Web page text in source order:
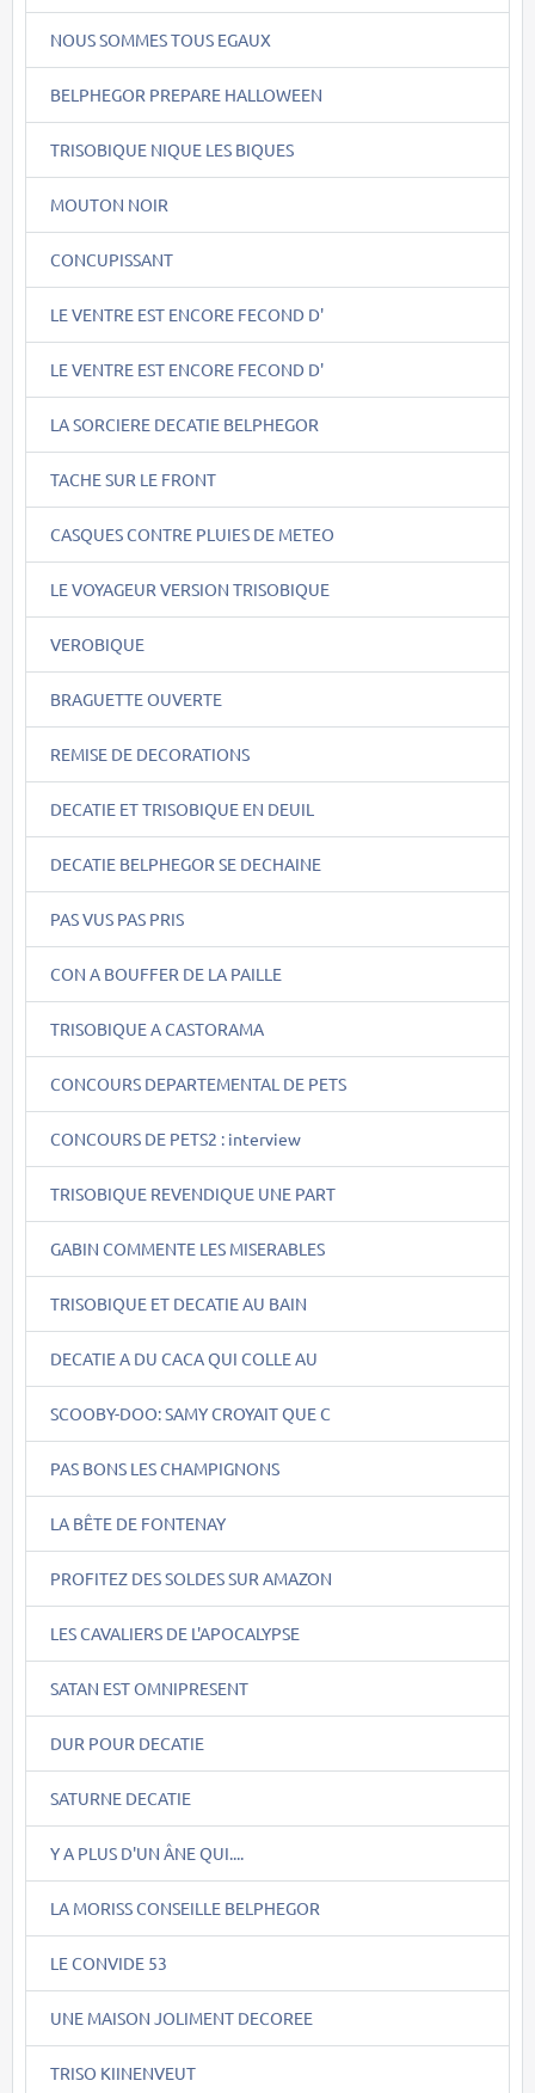
NOUS SOMMES TOUS EGAUX
BELPHEGOR PREPARE HALLOWEEN
TRISOBIQUE NIQUE LES BIQUES
MOUTON NOIR
CONCUPISSANT
LE VENTRE EST ENCORE FECOND D'
LE VENTRE EST ENCORE FECOND D'
LA SORCIERE DECATIE BELPHEGOR
TACHE SUR LE FRONT
CASQUES CONTRE PLUIES DE METEO
LE VOYAGEUR VERSION TRISOBIQUE
VEROBIQUE
BRAGUETTE OUVERTE
REMISE DE DECORATIONS
DECATIE ET TRISOBIQUE EN DEUIL
DECATIE BELPHEGOR SE DECHAINE
PAS VUS PAS PRIS
CON A BOUFFER DE LA PAILLE
TRISOBIQUE A CASTORAMA
CONCOURS DEPARTEMENTAL DE PETS
CONCOURS DE PETS2 : interview
TRISOBIQUE REVENDIQUE UNE PART
GABIN COMMENTE LES MISERABLES
TRISOBIQUE ET DECATIE AU BAIN
DECATIE A DU CACA QUI COLLE AU
SCOOBY-DOO: SAMY CROYAIT QUE C
PAS BONS LES CHAMPIGNONS
LA BÊTE DE FONTENAY
PROFITEZ DES SOLDES SUR AMAZON
LES CAVALIERS DE L'APOCALYPSE
SATAN EST OMNIPRESENT
DUR POUR DECATIE
SATURNE DECATIE
Y A PLUS D'UN ÂNE QUI....
LA MORISS CONSEILLE BELPHEGOR
LE CONVIDE 53
UNE MAISON JOLIMENT DECOREE
TRISO KIINENVEUT